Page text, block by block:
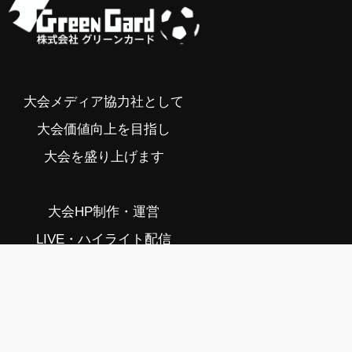
大会メディア協力社として
大会価値向上を目指し
大会を盛り上げます
大会HP制作・運営
LIVE・ハイライト配信